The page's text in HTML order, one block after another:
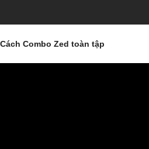
Cách Combo Zed toàn tập